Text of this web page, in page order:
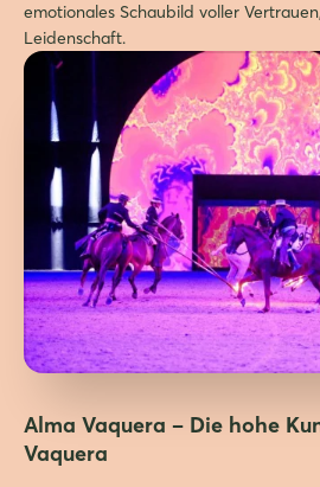
emotionales Schaubild voller
Leidenschaft.
Alma Vaquera – Die hohe
Vaquera